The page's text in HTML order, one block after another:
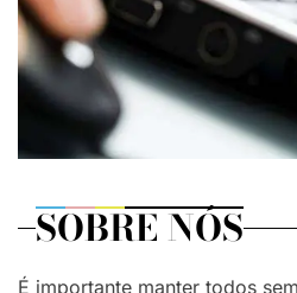
SOBRE NÓS
É importante manter todos